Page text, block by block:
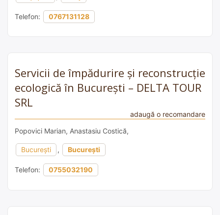
Telefon: 0767131128
Servicii de împădurire și reconstrucție
ecologică în București – DELTA TOUR
SRL
adaugă o recomandare
Popovici Marian, Anastasiu Costică,
București , București
Telefon: 0755032190